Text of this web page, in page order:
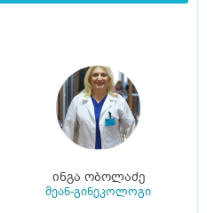
ინგა ობოლაძე
მეან-გინეკოლოგი